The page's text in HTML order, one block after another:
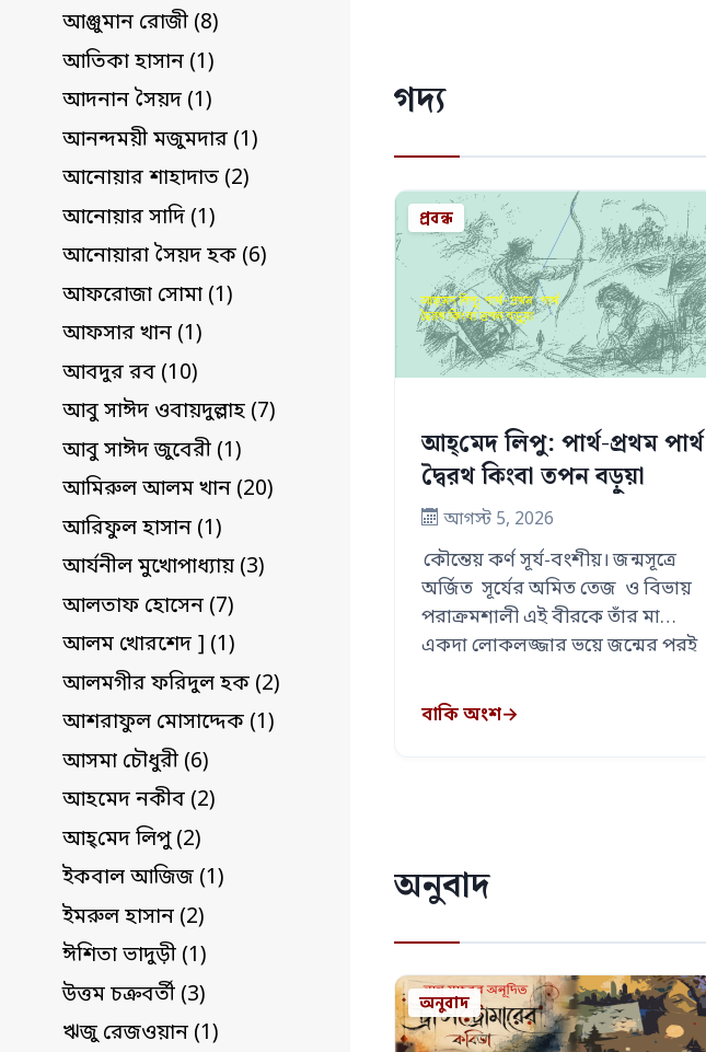
আঞ্জুমান রোজী (8)
আতিকা হাসান (1)
আদনান সৈয়দ (1)
আনন্দময়ী মজুমদার (1)
আনোয়ার শাহাদাত (2)
আনোয়ার সাদি (1)
আনোয়ারা সৈয়দ হক (6)
আফরোজা সোমা (1)
আফসার খান (1)
আবদুর রব (10)
আবু সাঈদ ওবায়দুল্লাহ (7)
আবু সাঈদ জুবেরী (1)
আমিরুল আলম খান (20)
আরিফুল হাসান (1)
আর্যনীল মুখোপাধ্যায় (3)
আলতাফ হোসেন (7)
আলম খোরশেদ ] (1)
আলমগীর ফরিদুল হক (2)
আশরাফুল মোসাদ্দেক (1)
আসমা চৌধুরী (6)
আহমেদ নকীব (2)
আহ্‌মেদ লিপু (2)
ইকবাল আজিজ (1)
ইমরুল হাসান (2)
ঈশিতা ভাদুড়ী (1)
উত্তম চক্রবর্তী (3)
ঋজু রেজওয়ান (1)
গদ্য
প্রবন্ধ
আহ্‌মেদ লিপু: পার্থ-প্রথম পার্থ
দ্বৈরথ কিংবা তপন বড়ুয়া
আগস্ট 5, 2026
কৌন্তেয় কর্ণ সূর্য-বংশীয়। জন্মসূত্রে
অর্জিত সূর্যের অমিত তেজ ও বিভায়
পরাক্রমশালী এই বীরকে তাঁর মা
একদা লোকলজ্জার ভয়ে জন্মের পরই
বাকি অংশ→
অনুবাদ
অনুবাদ